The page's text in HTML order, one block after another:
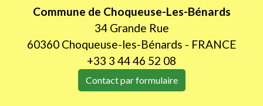
Commune de Choqueuse-Les-Bénards
34 Grande Rue
60360 Choqueuse-les-Bénards - FRANCE
+33 3 44 46 52 08
Contact par formulaire